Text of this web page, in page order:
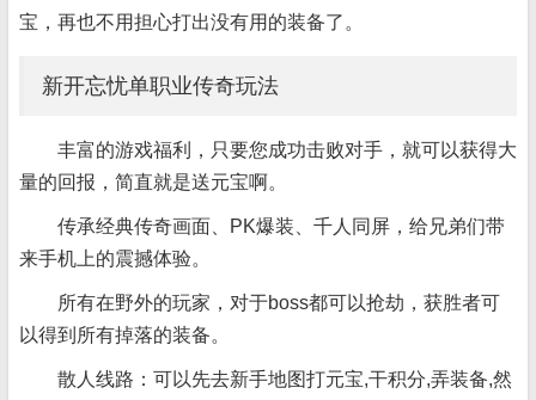
宝，再也不用担心打出没有用的装备了。
新开忘忧单职业传奇玩法
丰富的游戏福利，只要您成功击败对手，就可以获得大
量的回报，简直就是送元宝啊。
传承经典传奇画面、PK爆装、千人同屏，给兄弟们带
来手机上的震撼体验。
所有在野外的玩家，对于boss都可以抢劫，获胜者可
以得到所有掉落的装备。
散人线路：可以先去新手地图打元宝,干积分,弄装备,然